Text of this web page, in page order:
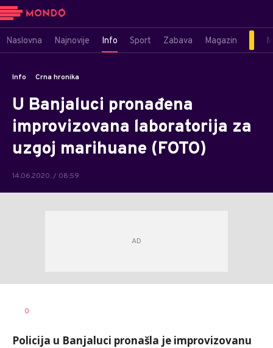
Naslovna Najnovije Info Sport Zabava Magazin
Info Crna hronika
U Banjaluci pronađena
improvizovana laboratorija za
uzgoj marihuane (FOTO)
14.06.2020. / 08:59
0
Policija u Banjaluci pronašla je improvizovanu